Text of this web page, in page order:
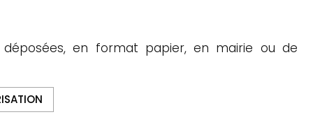
déposées, en format papier, en mairie ou de